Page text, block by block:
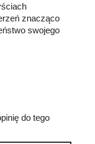
znacząco
swojego
do tego